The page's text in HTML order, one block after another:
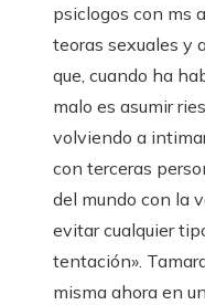
psiclogos con ms
teoras sexuales y
que, cuando ha
malo es asumir
volviendo a
con terceras
del mundo con la
evitar cualquier
tentación».
misma ahora en